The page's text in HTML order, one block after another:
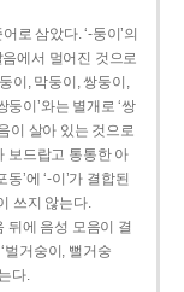
로 삼았다. ‘-둥이’의
음에서 멀어진 것으로
이, 막둥이, 쌍둥이,
둥이’와는 별개로 ‘쌍
이 살아 있는 것으로
보드랍고 통통한 아
’에 ‘-이’가 결합된
쓰지 않는다.
뒤에 음성 모음이 결
벌거숭이, 뻘거숭
다.